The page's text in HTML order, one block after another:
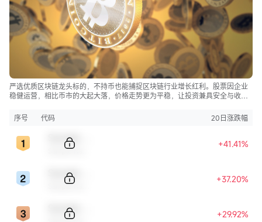
严选优质区块链龙头标的，不持币也能捕捉区块链行业增长红利。股票因企业
稳健运营，相比币市的大起大落，价格走势更为平稳，让投资兼具安全与收
序号
代码 20日涨跌幅
+41.41%
+37.20%
+29.92%